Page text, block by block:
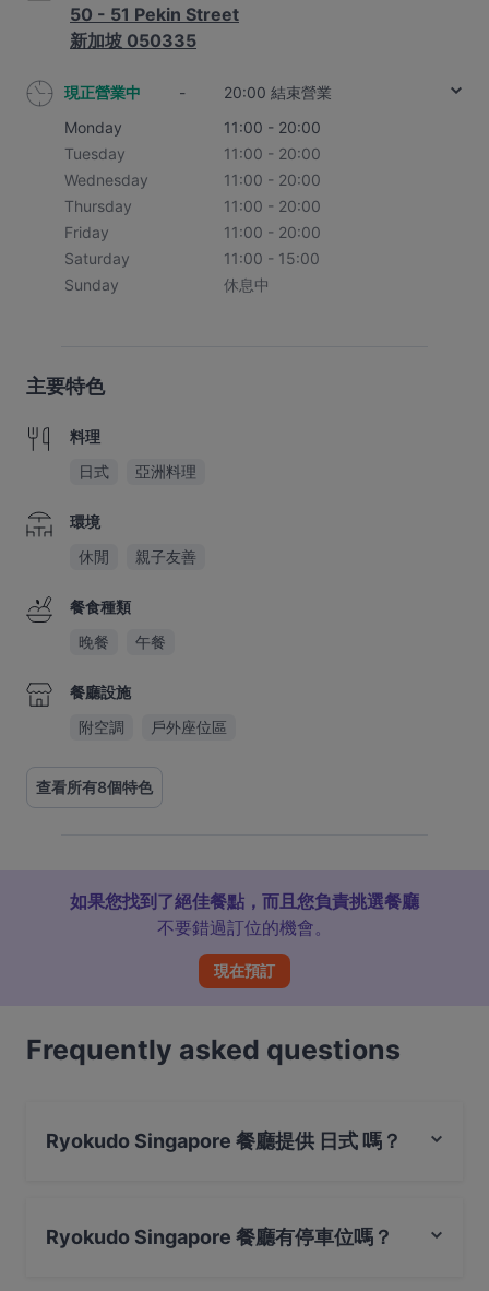
50 - 51 Pekin Street
新加坡 050335
現正營業中 -
20:00 結束營業
Monday
11:00 - 20:00
Tuesday
11:00 - 20:00
Wednesday
11:00 - 20:00
Thursday
11:00 - 20:00
Friday
11:00 - 20:00
Saturday
11:00 - 15:00
Sunday
休息中
主要特色
料理
日式
亞洲料理
環境
休閒
親子友善
餐食種類
晚餐
午餐
餐廳設施
附空調
戶外座位區
查看所有8個特色
如果您找到了絕佳餐點，而且您負責挑選餐廳
不要錯過訂位的機會。
現在預訂
Frequently asked questions
Ryokudo Singapore 餐廳提供 日式 嗎？
Ryokudo Singapore 餐廳有停車位嗎？